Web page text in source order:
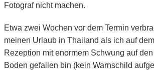
Fotograf nicht machen.
Etwa zwei Wochen vor dem Termin
meinen Urlaub in Thailand als ich auf
Rezeption mit enormem Schwung auf
Boden gefallen bin (kein Warnschild